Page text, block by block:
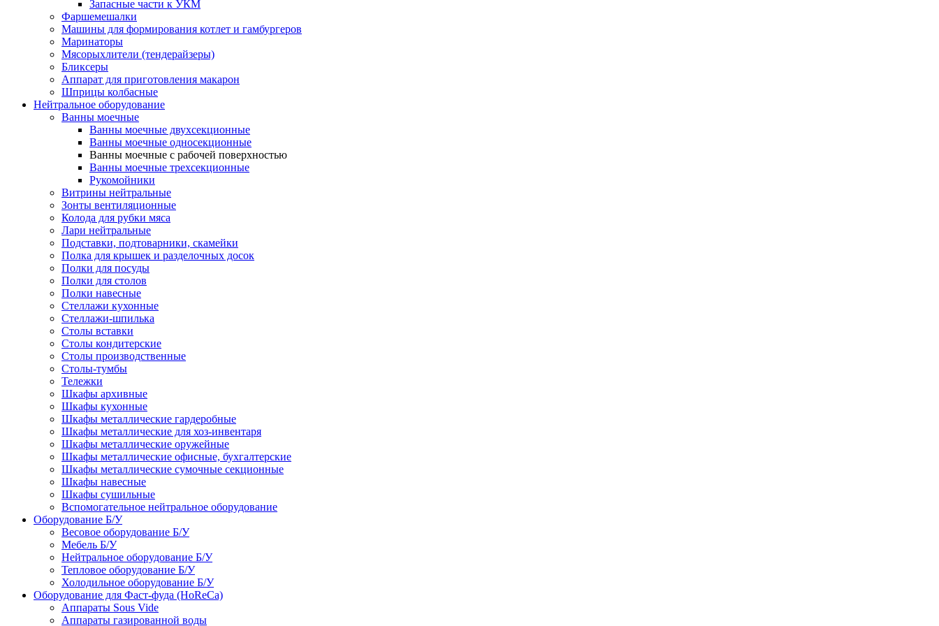
Запасные части к УКМ
Фаршемешалки
Машины для формирования котлет и гамбургеров
Маринаторы
Мясорыхлители (тендерайзеры)
Бликсеры
Аппарат для приготовления макарон
Шприцы колбасные
Нейтральное оборудование
Ванны моечные
Ванны моечные двухсекционные
Ванны моечные односекционные
Ванны моечные с рабочей поверхностью
Ванны моечные трехсекционные
Рукомойники
Витрины нейтральные
Зонты вентиляционные
Колода для рубки мяса
Лари нейтральные
Подставки, подтоварники, скамейки
Полка для крышек и разделочных досок
Полки для посуды
Полки для столов
Полки навесные
Стеллажи кухонные
Стеллажи-шпилька
Столы вставки
Столы кондитерские
Столы производственные
Столы-тумбы
Тележки
Шкафы архивные
Шкафы кухонные
Шкафы металлические гардеробные
Шкафы металлические для хоз-инвентаря
Шкафы металлические оружейные
Шкафы металлические офисные, бухгалтерские
Шкафы металлические сумочные секционные
Шкафы навесные
Шкафы сушильные
Вспомогательное нейтральное оборудование
Оборудование Б/У
Весовое оборудование Б/У
Мебель Б/У
Нейтральное оборудование Б/У
Тепловое оборудование Б/У
Холодильное оборудование Б/У
Оборудование для Фаст-фуда (HoReCa)
Аппараты Sous Vide
Аппараты газированной воды